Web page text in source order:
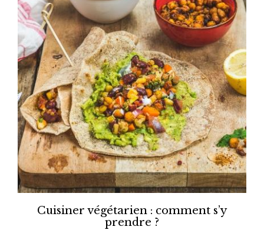
Cuisiner végétarien : comment s’y
prendre ?